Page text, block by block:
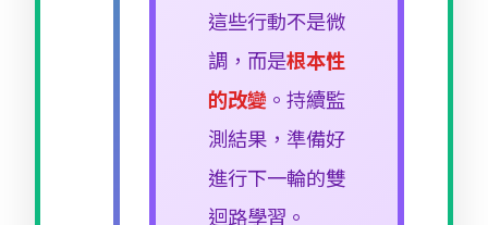
這些行動不是微
調，而是根本性
的改變 。持續監
測結果，準備好
進行下一輪的雙
迴路學習。